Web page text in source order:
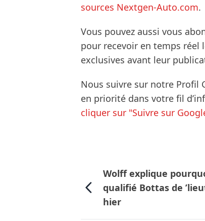
sources Nextgen-Auto.com.
Vous pouvez aussi vous
pour recevoir en temps réel
exclusives avant leur
Nous suivre sur notre Profil
en priorité dans votre fil
cliquer sur "Suivre sur
Wolff explique
qualifié Bottas de
hier